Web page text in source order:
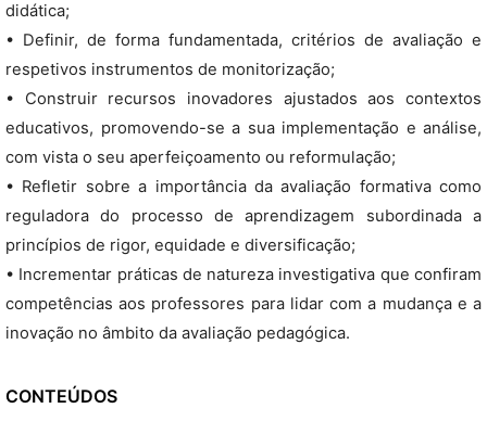
didática;
• Definir, de forma fundamentada, critérios de avaliação e
respetivos instrumentos de monitorização;
• Construir recursos inovadores ajustados aos contextos
educativos, promovendo-se a sua implementação e análise,
com vista o seu aperfeiçoamento ou reformulação;
• Refletir sobre a importância da avaliação formativa como
reguladora do processo de aprendizagem subordinada a
princípios de rigor, equidade e diversificação;
• Incrementar práticas de natureza investigativa que confiram
competências aos professores para lidar com a mudança e a
inovação no âmbito da avaliação pedagógica.
CONTEÚDOS